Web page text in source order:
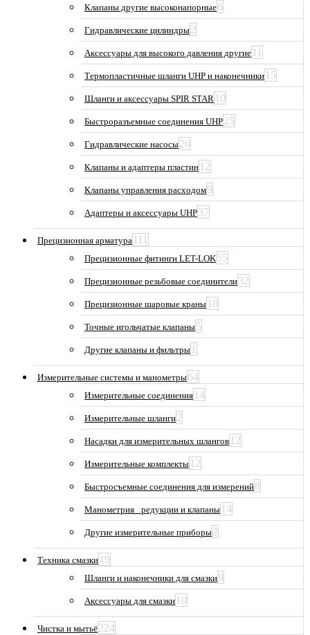
Клапаны другие высоконапорные6
Гидравлические цилиндры2
Аксессуары для высокого давления другие 11
Термопластичные шланги UHP и наконечники 15
Шланги и аксессуары SPIR STAR 10
Быстроразъемные соединения UHP25
Гидравлические насосы20
Клапаны и адаптеры пластин 12
Клапаны управления расходом9
Адаптеры и аксессуары UHP37
Прецизионная арматура 111
Прецизионные фитинги LET-LOK55
Прецизионные резьбовые соединители32
Прецизионные шаровые краны 18
Точные игольчатые клапаны5
Другие клапаны и фильтры 1
Измерительные системы и манометры64
Измерительные соединения 14
Измерительные шланги2
Насадки для измерительных шлангов 12
Измерительные комплекты 12
Быстросъемные соединения для измерений8
Манометрия_ редукции и клапаны 14
Другие измерительные приборы2
Техника смазки 19
Шланги и наконечники для смазки9
Аксессуары для смазки 10
Чистка и мытьё224